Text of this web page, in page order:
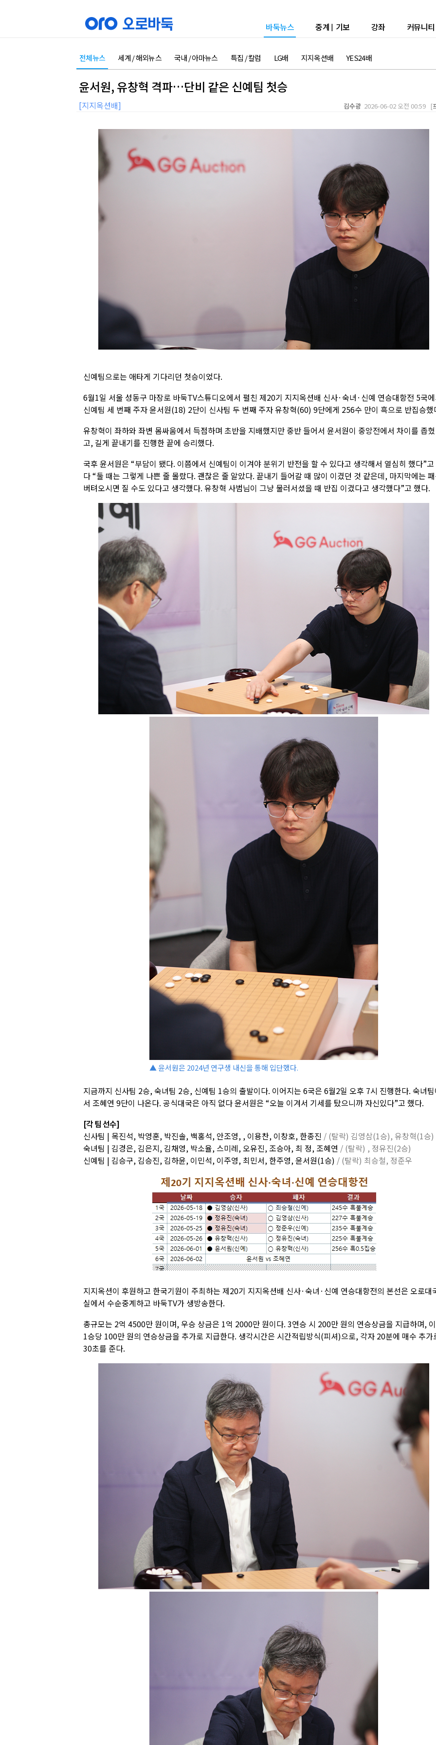
바둑뉴스 중계 | 기보 강좌 커뮤니티
전체뉴스 세계 / 해외뉴스 국내 / 아마뉴스 특집 / 칼럼 LG배 지지옥션배 YES24배
윤서원, 유창혁 격파…단비 같은 신예팀 첫승
[지지옥션배] 김수광 2026-06-02 오전 00:59 [
신예팀으로는 애타게 기다리던 첫승이었다.
6월1일 서울 성동구 마장로 바둑TV스튜디오에서 펼친 제20기 지지옥션배 신사·숙녀·신예 연승대항전 5국
신예팀 세 번째 주자 윤서원(18) 2단이 신사팀 두 번째 주자 유창혁(60) 9단에게 256수 만이 흑으로 반집승했
유창혁이 좌하와 좌변 몸싸움에서 득점하며 초반을 지배했지만 중반 들어서 윤서원이 중앙전에서 차이를 좁혔
고, 길게 끝내기를 진행한 끝에 승리했다.
국후 윤서원은 “부담이 됐다. 이쯤에서 신예팀이 이겨야 분위기 반전을 할 수 있다고 생각해서 열심히 했다”
다 “둘 때는 그렇게 나쁜 줄 몰랐다. 괜찮은 줄 알았다. 끝내기 들어갈 때 많이 이겼던 것 같은데, 마지막에는
버텨오시면 질 수도 있다고 생각했다. 유창혁 사범님이 그냥 물러서셨을 때 반집 이겼다고 생각했다”고 했다.
▲ 윤서원은 2024년 연구생 내신을 통해 입단했다.
지금까지 신사팀 2승, 숙녀팀 2승, 신예팀 1승의 출발이다. 이어지는 6국은 6월2일 오후 7시 진행한다. 숙녀
서 조혜연 9단이 나온다. 공식대국은 아직 없다 윤서원은 “오늘 이겨서 기세를 탔으니까 자신있다”고 했다.
[각 팀 선수]
신사팀 | 목진석, 박영훈, 박진솔, 백홍석, 안조영, , 이용찬, 이창호, 한종진 / (탈락) 김영삼(1승), 유창혁(1승)
숙녀팀 | 김경은, 김은지, 김채영, 박소율, 스미레, 오유진, 조승아, 최 정, 조혜연 / (탈락) , 정유진(2승)
신예팀 | 김승구, 김승진, 김하윤, 이민석, 이주영, 최민서, 한주영, 윤서원(1승) / (탈락) 최승철, 정준우
지지옥션이 후원하고 한국기원이 주최하는 제20기 지지옥션배 신사·숙녀·신예 연승대항전의 본선은 오로대
실에서 수순중계하고 바둑TV가 생방송한다.
총규모는 2억 4500만 원이며, 우승 상금은 1억 2000만 원이다. 3연승 시 200만 원의 연승상금을 지급하며,
1승당 100만 원의 연승상금을 추가로 지급한다. 생각시간은 시간적립방식(피셔)으로, 각자 20분에 매수 추가
30초를 준다.